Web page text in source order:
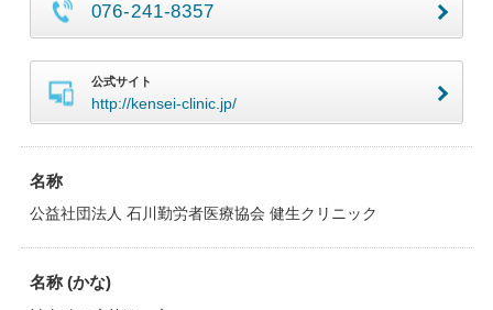
076-241-8357
公式サイト
http://kensei-clinic.jp/
名称
公益社団法人 石川勤労者医療協会 健生クリニック
名称 (かな)